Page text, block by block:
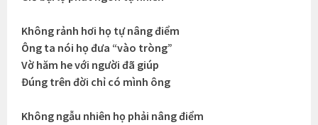
Không rảnh hơi họ tự nâng điểm
Ông ta nói họ đưa “vào tròng”
Vờ hăm he với người đã giúp
Đúng trên đời chỉ có mình ông
Không ngẫu nhiên họ phải nâng điểm